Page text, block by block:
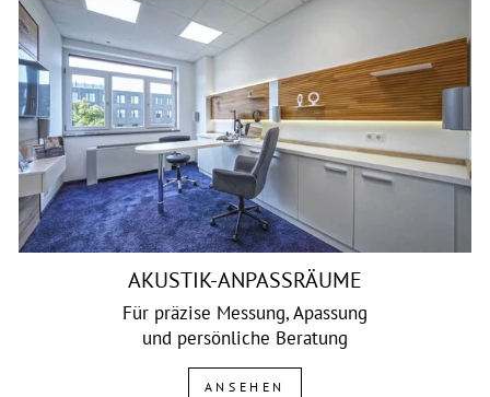
AKUSTIK-ANPASSRÄUME
Für präzise Messung, Apassung
und persönliche Beratung
ANSEHEN